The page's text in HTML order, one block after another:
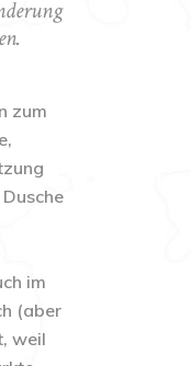
zum
im
(aber
weil